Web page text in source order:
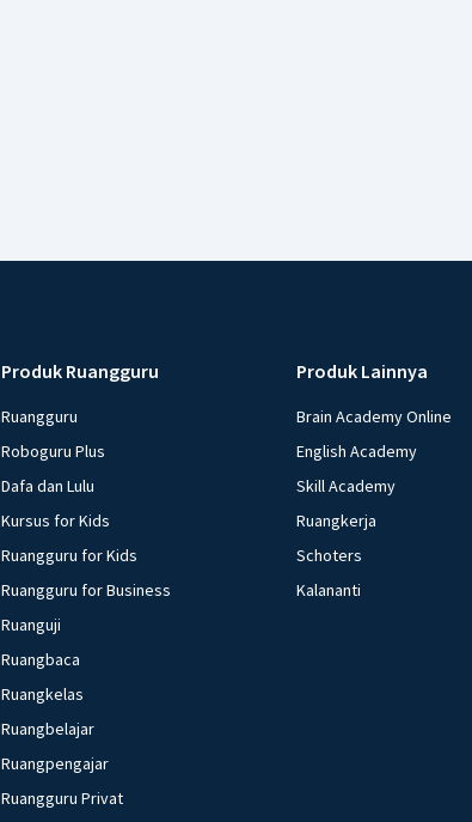
Produk Ruangguru
Ruangguru
Roboguru Plus
Dafa dan Lulu
Kursus for Kids
Ruangguru for Kids
Ruangguru for Business
Ruanguji
Ruangbaca
Ruangkelas
Ruangbelajar
Ruangpengajar
Ruangguru Privat
Produk Lainnya
Brain Academy Online
English Academy
Skill Academy
Ruangkerja
Schoters
Kalananti